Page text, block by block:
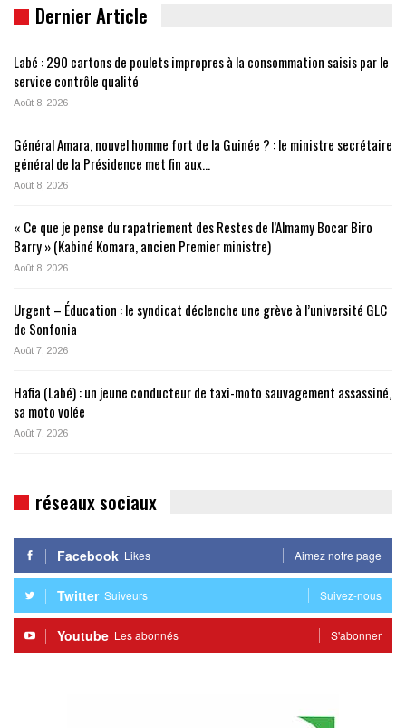
Dernier Article
Labé : 290 cartons de poulets impropres à la consommation saisis par le
service contrôle qualité
Août 8, 2026
Général Amara, nouvel homme fort de la Guinée ? : le ministre secrétaire
général de la Présidence met fin aux…
Août 8, 2026
« Ce que je pense du rapatriement des Restes de l’Almamy Bocar Biro
Barry » (Kabiné Komara, ancien Premier ministre)
Août 8, 2026
Urgent – Éducation : le syndicat déclenche une grève à l’université GLC
de Sonfonia
Août 7, 2026
Hafia (Labé) : un jeune conducteur de taxi-moto sauvagement assassiné,
sa moto volée
Août 7, 2026
réseaux sociaux
Facebook Likes Aimez notre page
Twitter Suiveurs Suivez-nous
Youtube Les abonnés S'abonner